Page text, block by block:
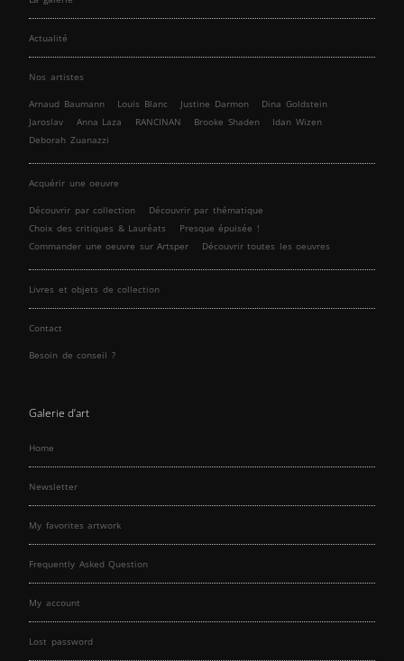
Actualité
Nos artistes
Arnaud Baumann Louis Blanc Justine Darmon
Dina Goldstein
Jaroslav
Anna Laza RANCINAN Brooke Shaden
Idan Wizen
Deborah Zuanazzi
Acquérir une oeuvre
Découvrir par collection
Découvrir par thématique
Choix des critiques & Lauréats
Presque épuisée !
Commander une oeuvre sur Artsper
Découvrir toutes les oeuvres
Livres et objets de collection
Contact
Besoin de conseil ?
Galerie d’art
Home
Newsletter
My favorites artwork
Frequently Asked Question
My account
Lost password